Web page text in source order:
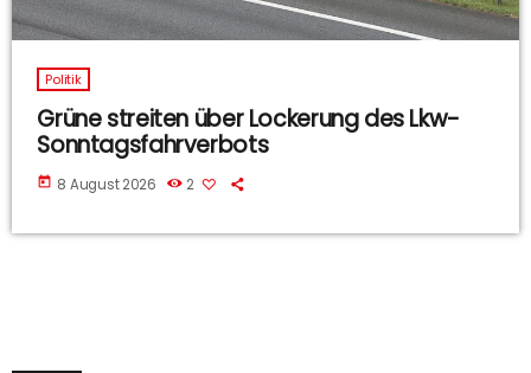
Politik
Grüne streiten über Lockerung des Lkw-
Sonntagsfahrverbots
today 8 August 2026 2